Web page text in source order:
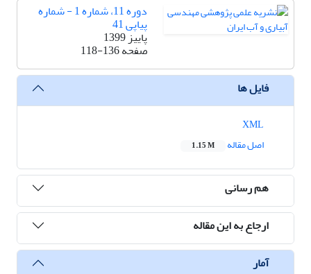
دوره 11، شماره 1 - شماره
پیاپی 41
پاییز 1399
صفحه118-136
فایل ها
اصل مقاله
1.15 M
هم رسانی
ارجاع به این مقاله
آمار